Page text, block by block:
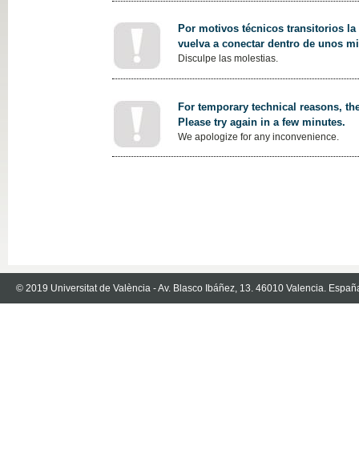
Por motivos técnicos transitorios
vuelva a conectar dentro de unos
Disculpe las molestias.
For temporary technical reasons,
Please try again in a few minutes.
We apologize for any inconvenience.
© 2019 Universitat de València - Av. Blasco Ibáñez, 13. 46010 Valencia.